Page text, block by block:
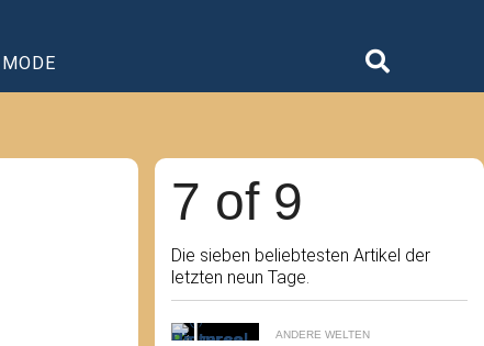
7 of 9
Die sieben beliebtesten Artikel der
letzten neun Tage.
ANDERE WELTEN